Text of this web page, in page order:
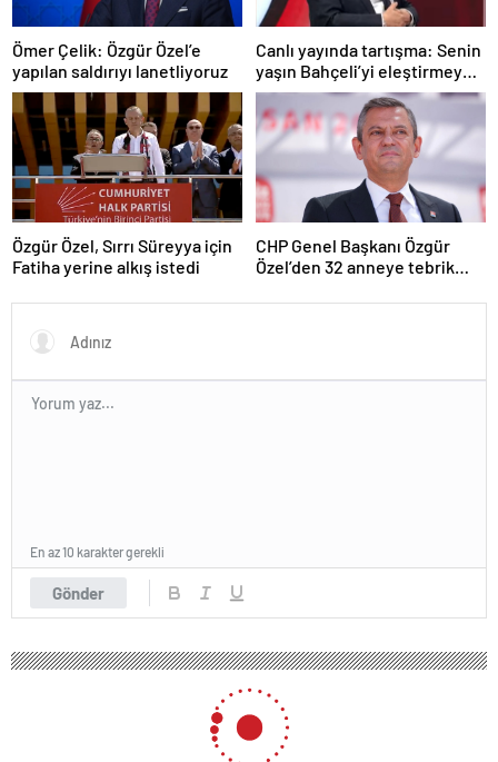
Ömer Çelik: Özgür Özel’e
yapılan saldırıyı lanetliyoruz
Canlı yayında tartışma: Senin
yaşın Bahçeli’yi eleştirmeye
yetmez
Özgür Özel, Sırrı Süreyya için
Fatiha yerine alkış istedi
CHP Genel Başkanı Özgür
Özel’den 32 anneye tebrik
Gönder
En az 10 karakter gerekli